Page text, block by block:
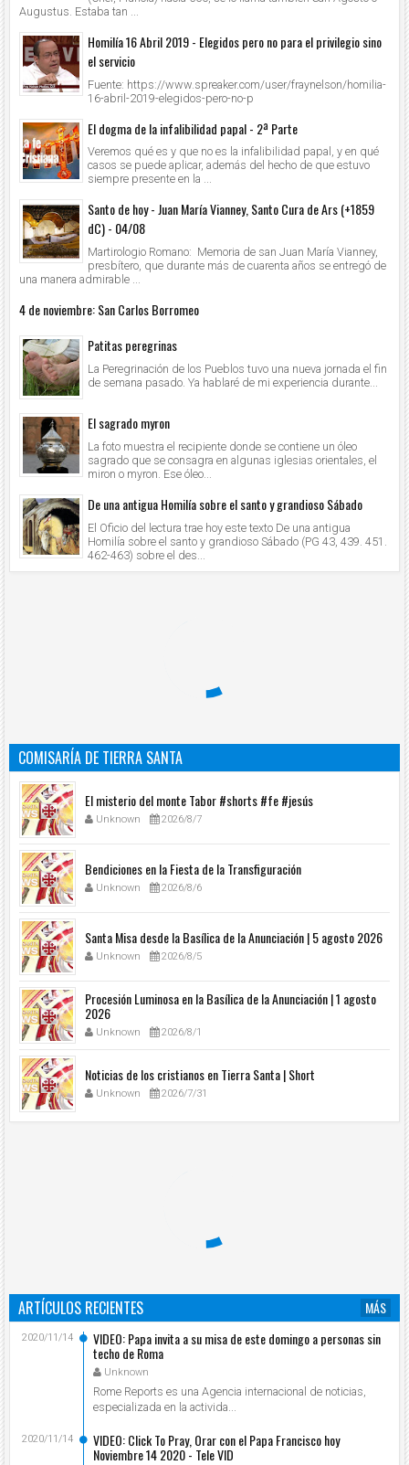
Augustus. Estaba tan ...
Homilía 16 Abril 2019 - Elegidos pero no para el privilegio sino
el servicio
Fuente: https://www.spreaker.com/user/fraynelson/homilia-
16-abril-2019-elegidos-pero-no-p
El dogma de la infalibilidad papal - 2ª Parte
Veremos qué es y que no es la infalibilidad papal, y en qué
casos se puede aplicar, además del hecho de que estuvo
siempre presente en la ...
Santo de hoy - Juan María Vianney, Santo Cura de Ars (+1859
dC) - 04/08
Martirologio Romano: Memoria de san Juan María Vianney,
presbítero, que durante más de cuarenta años se entregó de
una manera admirable ...
4 de noviembre: San Carlos Borromeo
Patitas peregrinas
La Peregrinación de los Pueblos tuvo una nueva jornada el fin
de semana pasado. Ya hablaré de mi experiencia durante...
El sagrado myron
La foto muestra el recipiente donde se contiene un óleo
sagrado que se consagra en algunas iglesias orientales, el
miron o myron. Ese óleo...
De una antigua Homilía sobre el santo y grandioso Sábado
El Oficio del lectura trae hoy este texto De una antigua
Homilía sobre el santo y grandioso Sábado (PG 43, 439. 451.
462-463) sobre el des...
COMISARÍA DE TIERRA SANTA
El misterio del monte Tabor #shorts #fe #jesús
Unknown 2026/8/7
Bendiciones en la Fiesta de la Transfiguración
Unknown 2026/8/6
Santa Misa desde la Basílica de la Anunciación | 5 agosto 2026
Unknown 2026/8/5
Procesión Luminosa en la Basílica de la Anunciación | 1 agosto
2026
Unknown 2026/8/1
Noticias de los cristianos en Tierra Santa | Short
Unknown 2026/7/31
ARTÍCULOS RECIENTES
MÁS
VIDEO: Papa invita a su misa de este domingo a personas sin
techo de Roma
Unknown
2020/11/14
Rome Reports es una Agencia internacional de noticias,
especializada en la activida...
VIDEO: Click To Pray, Orar con el Papa Francisco hoy
Noviembre 14 2020 - Tele VID
2020/11/14